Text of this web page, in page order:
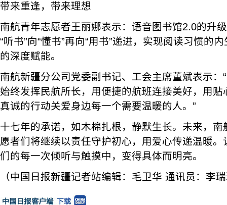
带来重逢，带来理想
南航青年志愿者王丽娜表示：语音图书馆2.0的升
“听书”向“懂书”再向“用书”递进，实现阅读习惯的
的深度赋能。
南航新疆分公司党委副书记、工会主席董斌表示：
始终发挥民航所长，用便捷的航班连接美好，用
真诚的行动关爱身边每一个需要温暖的人。”
十七年的承诺，如木棉扎根，静默生长。未来，
愿者们将继续以责任守护初心，用爱心传递温暖
们的每一次倾听与触摸中，变得具体而明亮。
（中国日报新疆记者站编辑：毛卫华 通讯员：李